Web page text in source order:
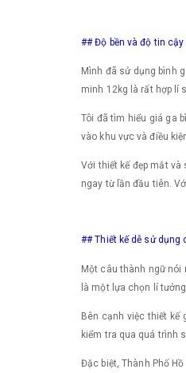
## Độ bền và độ tin
Mình đã sử dụng bình
minh 12kg là rất hợp lí
Tôi đã tìm hiểu giá ga
vào khu vực và điều
Với thiết kế đẹp mắt
ngay từ lần đầu tiên.
## Thiết kế dễ sử dụng
Một câu thành ngữ nói
là một lựa chọn lí
Bên cạnh việc thiết kế
kiểm tra qua quá trình
Đặc biệt, Thành Phố